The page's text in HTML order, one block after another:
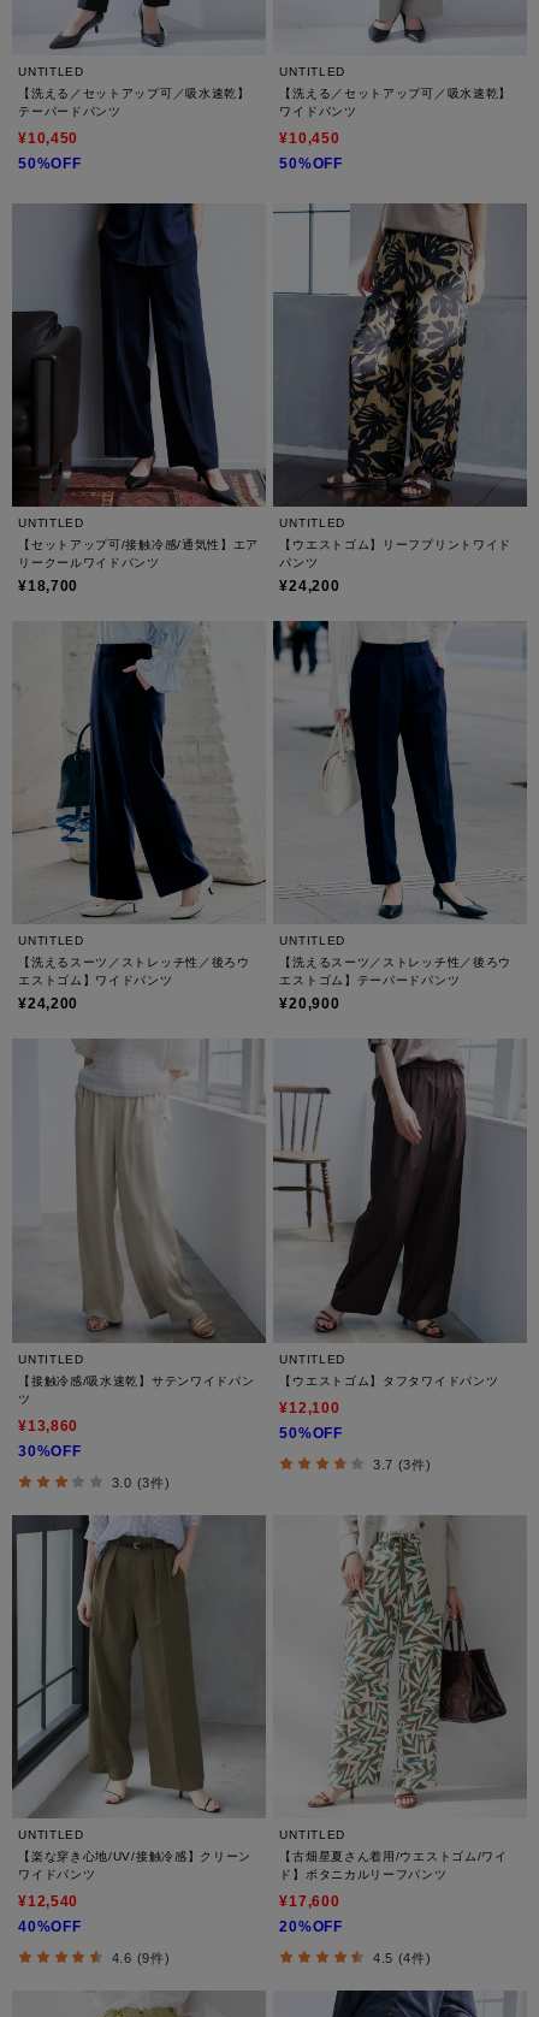
UNTITLED
【洗える／セットアップ可／吸水速乾】
テーパードパンツ
¥10,450
50%OFF
UNTITLED
【洗える／セットアップ可／吸水速乾】
ワイドパンツ
¥10,450
50%OFF
UNTITLED
【セットアップ可/接触冷感/通気性】エア
リークールワイドパンツ
¥18,700
UNTITLED
【ウエストゴム】リーフプリントワイド
パンツ
¥24,200
UNTITLED
【洗えるスーツ／ストレッチ性／後ろウ
エストゴム】ワイドパンツ
¥24,200
UNTITLED
【洗えるスーツ／ストレッチ性／後ろウ
エストゴム】テーパードパンツ
¥20,900
UNTITLED
【接触冷感/吸水速乾】サテンワイドパン
ツ
¥13,860
30%OFF
3.0 (3件)
UNTITLED
【ウエストゴム】タフタワイドパンツ
¥12,100
50%OFF
3.7 (3件)
UNTITLED
【楽な穿き心地/UV/接触冷感】クリーン
ワイドパンツ
¥12,540
40%OFF
4.6 (9件)
UNTITLED
【古畑星夏さん着用/ウエストゴム/ワイ
ド】ボタニカルリーフパンツ
¥17,600
20%OFF
4.5 (4件)